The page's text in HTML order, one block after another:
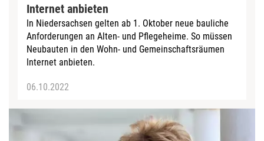
Internet anbieten
In Niedersachsen gelten ab 1. Oktober neue bauliche
Anforderungen an Alten- und Pflegeheime. So müssen
Neubauten in den Wohn- und Gemeinschaftsräumen
Internet anbieten.
06.10.2022